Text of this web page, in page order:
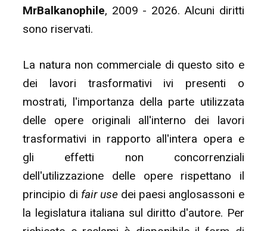
MrBalkanophile, 2009 - 2026. Alcuni diritti
sono riservati.
La natura non commerciale di questo sito e
dei lavori trasformativi ivi presenti o
mostrati, l'importanza della parte utilizzata
delle opere originali all'interno dei lavori
trasformativi in rapporto all'intera opera e
gli effetti non concorrenziali
dell'utilizzazione delle opere rispettano il
principio di fair usedei paesi anglosassoni e
la legislatura italiana sul diritto d'autore. Per